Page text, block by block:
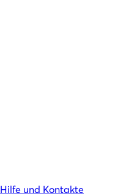
Hilfe und Kontakte